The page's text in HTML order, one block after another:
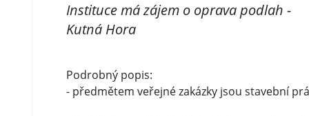
Instituce má zájem o oprava podlah -
Kutná Hora
Podrobný popis:
- předmětem veřejné zakázky jsou stavební